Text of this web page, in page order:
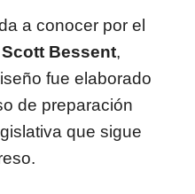
a conocer por el
Scott Bessent,
fue elaborado
de preparación
que sigue